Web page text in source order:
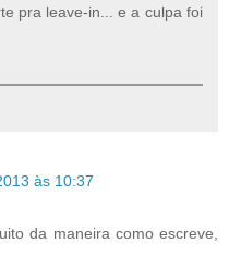
pra leave-in... e a culpa foi
às 10:37
da maneira como escreve,